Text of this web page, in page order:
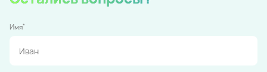
Имя*